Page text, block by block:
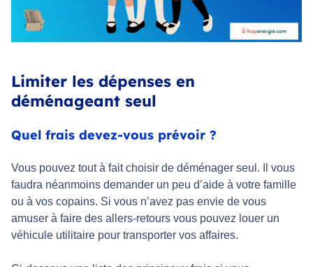
Limiter les dépenses en
déménageant seul
Quel frais devez-vous prévoir ?
Vous pouvez tout à fait choisir de déménager seul. Il vous
faudra néanmoins demander un peu d’aide à votre famille
ou à vos copains. Si vous n’avez pas envie de vous
amuser à faire des allers-retours vous pouvez louer un
véhicule utilitaire pour transporter vos affaires.